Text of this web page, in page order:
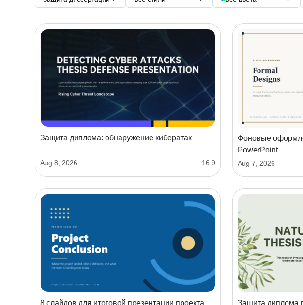
Защита диплома: обнаружение кибератак
Aug 8, 2026 16:9
Фоновые
PowerPoint
Aug 7, 2026
8 слайдов для итоговой презентации проекта Защита диплома